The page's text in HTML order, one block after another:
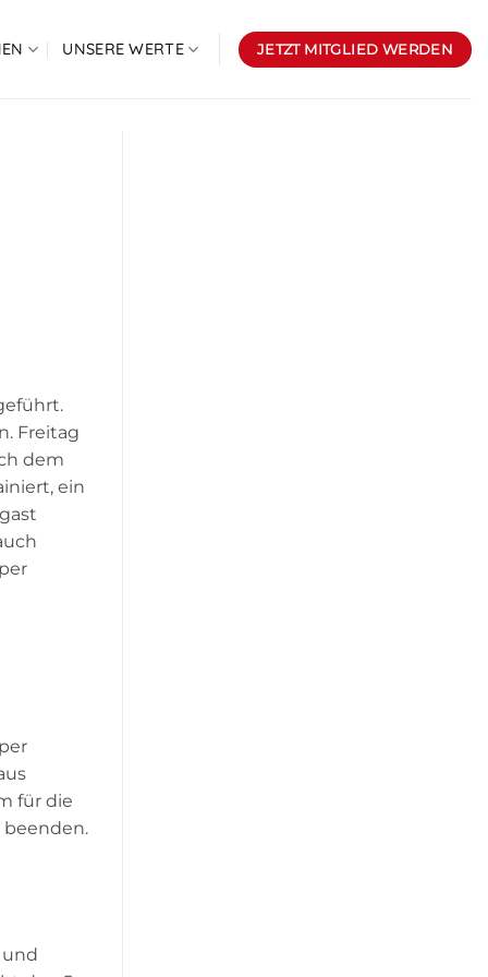
UNSERE WERTE JETZT MITGLIED WERDEN
Freitag
dem
ein
für die